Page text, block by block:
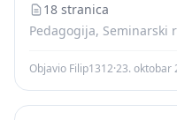
18 stranica
Pedagogija, Seminarski
Objavio Filip1312·23. oktobar